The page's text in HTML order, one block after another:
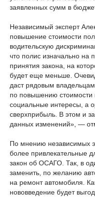
заявленных сумм в
Независимый эксперт
повышение стоимости
водительскую
что полис изначально на
принятия закона, на
будет еще меньше.
даст рядовым
по повышению стоимости
социальные интересы, а
сверхприбыль. В этом и
данных изменений», —
По мнению независимых
более привлекательные
закон об ОСАГО. Так, в
заменить, по желанию
на ремонт автомобиля.
нововведение будет